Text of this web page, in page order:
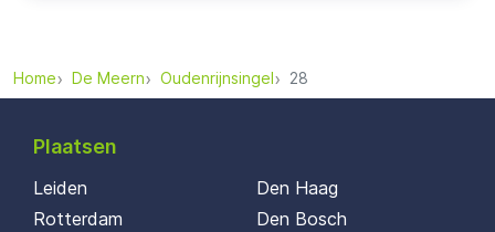
Home De Meern Oudenrijnsingel 28
Plaatsen
Leiden
Rotterdam
Den Haag
Den Bosch